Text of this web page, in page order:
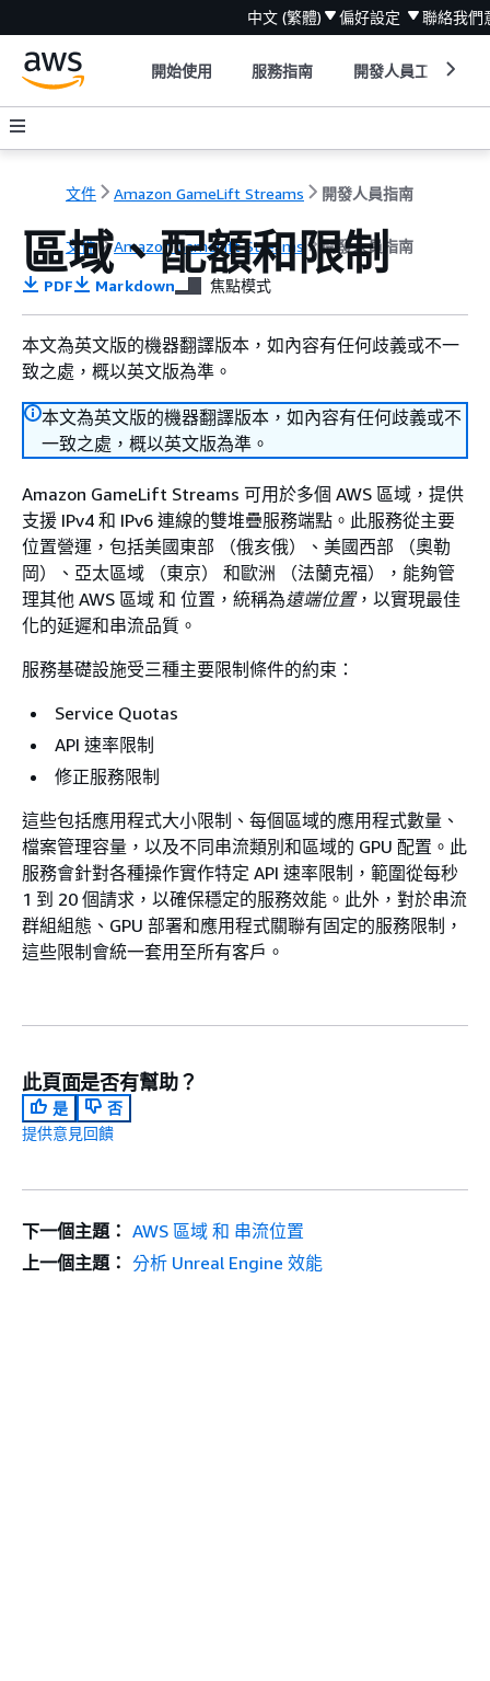
中文 (繁體) 偏好設定 聯絡我們
開始使用 服務指南 開發人員工具
文件 Amazon GameLift Streams 開發人員指南
文件 Amazon GameLift Streams 開發人員指南
區域、配額和限制
PDF Markdown 焦點模式
本文為英文版的機器翻譯版本，如內容有任何歧義或不一
致之處，概以英文版為準。
本文為英文版的機器翻譯版本，如內容有任何歧義或不
一致之處，概以英文版為準。
Amazon GameLift Streams 可用於多個 AWS 區域，提供
支援 IPv4 和 IPv6 連線的雙堆疊服務端點。此服務從主要
位置營運，包括美國東部 （俄亥俄）、美國西部 （奧勒
岡）、亞太區域 （東京） 和歐洲 （法蘭克福），能夠管
理其他 AWS 區域 和 位置，統稱為遠端位置，以實現最佳
化的延遲和串流品質。
服務基礎設施受三種主要限制條件的約束：
Service Quotas
API 速率限制
修正服務限制
這些包括應用程式大小限制、每個區域的應用程式數量、
檔案管理容量，以及不同串流類別和區域的 GPU 配置。此
服務會針對各種操作實作特定 API 速率限制，範圍從每秒
1 到 20 個請求，以確保穩定的服務效能。此外，對於串流
群組組態、GPU 部署和應用程式關聯有固定的服務限制，
這些限制會統一套用至所有客戶。
此頁面是否有幫助？
是
否
提供意見回饋
下一個主題： AWS 區域 和 串流位置
上一個主題： 分析 Unreal Engine 效能